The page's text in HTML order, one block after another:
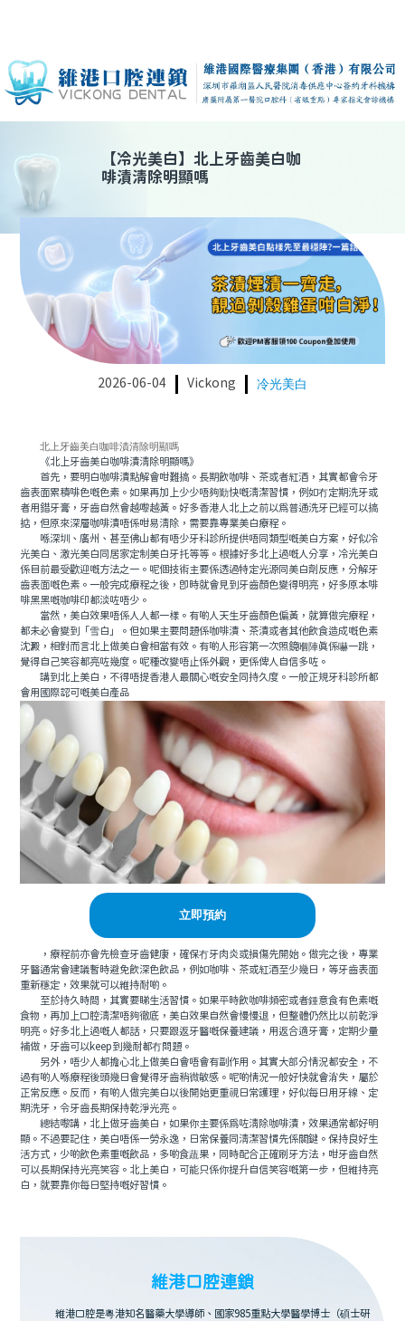
【冷光美白】 北上牙齒美白咖
啡漬清除明顯嗎
2026-06-04 Vickong 冷光美白
北上牙齒美白咖啡漬清除明顯嗎
《北上牙齒美白咖啡漬清除明顯嗎》
首先，要明白咖啡漬點解會咁難搞。長期飲咖啡、茶或者紅酒，其實都會令牙
齒表面累積啡色嘅色素。如果再加上少少唔夠勤快嘅清潔習慣，例如冇定期洗牙或
者用錯牙膏，牙齒自然會越嚟越黃。好多香港人北上之前以為普通洗牙已經可以搞
掂，但原來深層咖啡漬唔係咁易清除，需要靠專業美白療程。
喺深圳、廣州、甚至佛山都有唔少牙科診所提供唔同類型嘅美白方案，好似冷
光美白、激光美白同居家定制美白牙托等等。根據好多北上過嘅人分享，冷光美白
係目前最受歡迎嘅方法之一。呢個技術主要係透過特定光源同美白劑反應，分解牙
齒表面嘅色素。一般完成療程之後，即時就會見到牙齒顏色變得明亮，好多原本啡
啡黑黑嘅咖啡印都淡咗唔少。
當然，美白效果唔係人人都一樣。有啲人天生牙齒顏色偏黃，就算做完療程，
都未必會變到「雪白」。但如果主要問題係咖啡漬、茶漬或者其他飲食造成嘅色素
沈澱，相對而言北上做美白會相當有效。有啲人形容第一次照鏡嗰陣真係嚇一跳，
覺得自己笑容都亮咗幾度。呢種改變唔止係外觀，更係俾人自信多咗。
講到北上美白，不得唔提香港人最關心嘅安全同持久度。一般正規牙科診所都
會用國際認可嘅美白產品
立即預約
，療程前亦會先檢查牙齒健康，確保冇牙肉炎或損傷先開始。做完之後，專業
牙醫通常會建議暫時避免飲深色飲品，例如咖啡、茶或紅酒至少幾日，等牙齒表面
重新穩定，效果就可以維持耐啲。
至於持久時間，其實要睇生活習慣。如果平時飲咖啡頻密或者鍾意食有色素嘅
食物，再加上口腔清潔唔夠徹底，美白效果自然會慢慢退，但整體仍然比以前乾淨
明亮。好多北上過嘅人都話，只要跟返牙醫嘅保養建議，用返合適牙膏，定期少量
補做，牙齒可以keep到幾耐都冇問題。
另外，唔少人都擔心北上做美白會唔會有副作用。其實大部分情況都安全，不
過有啲人喺療程後頭幾日會覺得牙齒稍微敏感。呢啲情況一般好快就會消失，屬於
正常反應。反而，有啲人做完美白以後開始更重視日常護理，好似每日用牙線、定
期洗牙，令牙齒長期保持乾淨光亮。
總結嚟講，北上做牙齒美白，如果你主要係為咗清除咖啡漬，效果通常都好明
顯。不過要記住，美白唔係一勞永逸，日常保養同清潔習慣先係關鍵。保持良好生
活方式，少啲飲色素重嘅飲品，多啲食蔬果，同時配合正確刷牙方法，咁牙齒自然
可以長期保持光亮笑容。北上美白，可能只係你提升自信笑容嘅第一步，但維持亮
白，就要靠你每日堅持嘅好習慣。
維港口腔連鎖
維港口腔是粵港知名醫藥大學導師、國家985重點大學醫學博士（碩士研